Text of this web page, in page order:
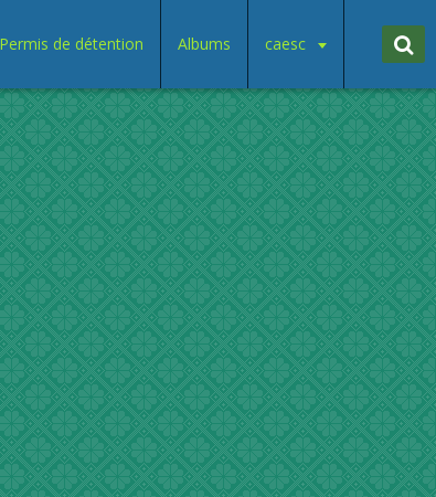
Permis de détention Albums caesc